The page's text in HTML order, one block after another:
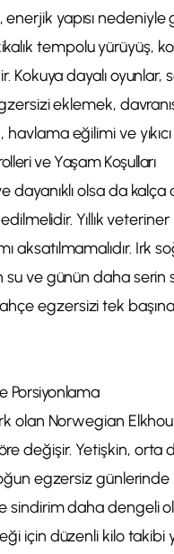
yapısı
tempolu yürüyüş,
Kokuya dayalı
eklemek,
eğilimi ve
ve Yaşam Koşulları
dayanıklı olsa da
Yıllık
aksatılmamalıdır. Irk
ve günün daha serin
egzersizi tek
Porsiyonlama
olan Norwegian
değişir. Yetişkin, orta
egzersiz
daha dengeli
için düzenli kilo takibi